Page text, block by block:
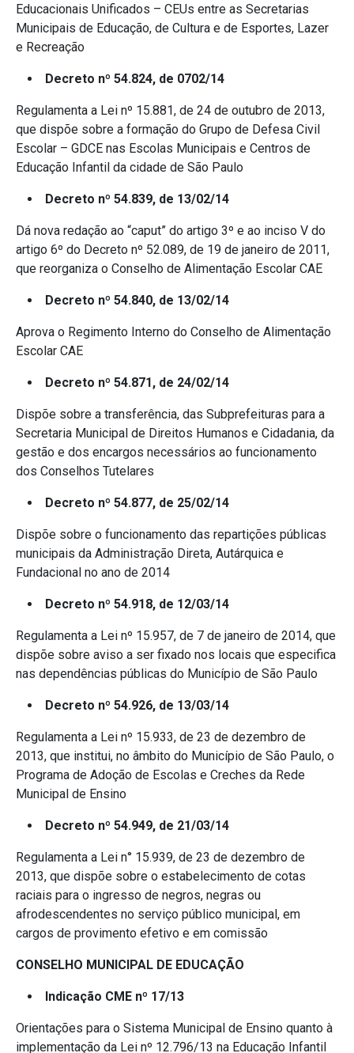
Educacionais Unificados – CEUs entre as Secretarias
Municipais de Educação, de Cultura e de Esportes, Lazer
e Recreação
Decreto nº 54.824, de 0702/14
Regulamenta a Lei nº 15.881, de 24 de outubro de 2013,
que dispõe sobre a formação do Grupo de Defesa Civil
Escolar – GDCE nas Escolas Municipais e Centros de
Educação Infantil da cidade de São Paulo
Decreto nº 54.839, de 13/02/14
Dá nova redação ao “caput” do artigo 3º e ao inciso V do
artigo 6º do Decreto nº 52.089, de 19 de janeiro de 2011,
que reorganiza o Conselho de Alimentação Escolar CAE
Decreto nº 54.840, de 13/02/14
Aprova o Regimento Interno do Conselho de Alimentação
Escolar CAE
Decreto nº 54.871, de 24/02/14
Dispõe sobre a transferência, das Subprefeituras para a
Secretaria Municipal de Direitos Humanos e Cidadania, da
gestão e dos encargos necessários ao funcionamento
dos Conselhos Tutelares
Decreto nº 54.877, de 25/02/14
Dispõe sobre o funcionamento das repartições públicas
municipais da Administração Direta, Autárquica e
Fundacional no ano de 2014
Decreto nº 54.918, de 12/03/14
Regulamenta a Lei nº 15.957, de 7 de janeiro de 2014, que
dispõe sobre aviso a ser fixado nos locais que especifica
nas dependências públicas do Município de São Paulo
Decreto nº 54.926, de 13/03/14
Regulamenta a Lei nº 15.933, de 23 de dezembro de
2013, que institui, no âmbito do Município de São Paulo, o
Programa de Adoção de Escolas e Creches da Rede
Municipal de Ensino
Decreto nº 54.949, de 21/03/14
Regulamenta a Lei n° 15.939, de 23 de dezembro de
2013, que dispõe sobre o estabelecimento de cotas
raciais para o ingresso de negros, negras ou
afrodescendentes no serviço público municipal, em
cargos de provimento efetivo e em comissão
CONSELHO MUNICIPAL DE EDUCAÇÃO
Indicação CME nº 17/13
Orientações para o Sistema Municipal de Ensino quanto à
implementação da Lei nº 12.796/13 na Educação Infantil